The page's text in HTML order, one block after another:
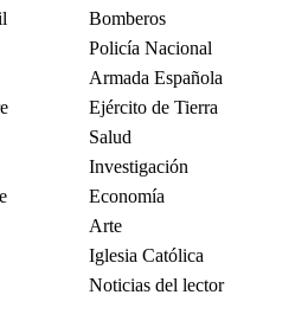
Bomberos
Policía Nacional
Armada Española
Ejército de Tierra
Salud
Investigación
Economía
Arte
Iglesia Católica
Noticias del lector